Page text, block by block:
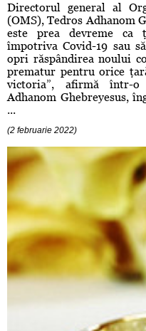
Directorul general al
(OMS), Tedros Adhanom
este prea devreme ca
împotriva Covid-19 sau
opri răspândirea noului
prematur pentru orice
victoria”, afirmă într-
Adhanom Ghebreyesus,
...
(2 februarie 2022)